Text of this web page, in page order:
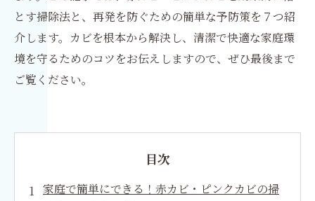
とす掃除法と、再発を防ぐための簡単な予防策を７つ紹
介します。カビを根本から解決し、清潔で快適な家庭環
境を守るためのコツをお伝えしますので、ぜひ最後まで
ご覧ください。
目次
家庭で簡単にできる！赤カビ・ピンクカビの掃